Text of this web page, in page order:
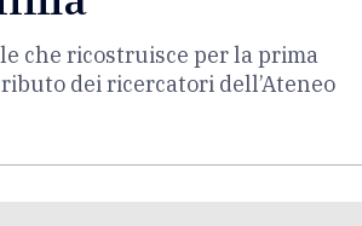
che ricostruisce per la prima
dei ricercatori dell’Ateneo